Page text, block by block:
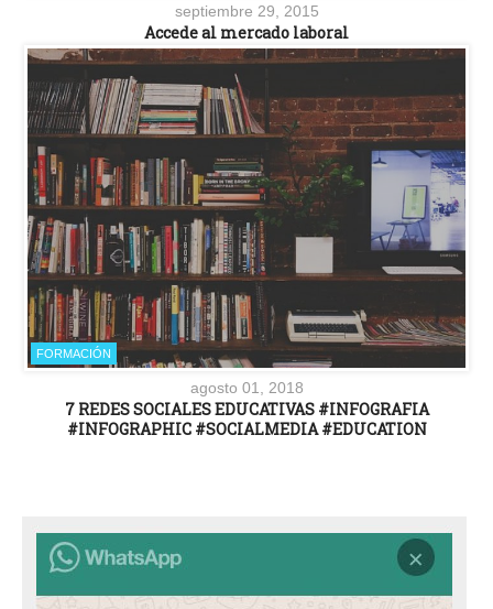
septiembre 29, 2015
Accede al mercado laboral
FORMACIÓN
agosto 01, 2018
7 REDES SOCIALES EDUCATIVAS #INFOGRAFIA
#INFOGRAPHIC #SOCIALMEDIA #EDUCATION